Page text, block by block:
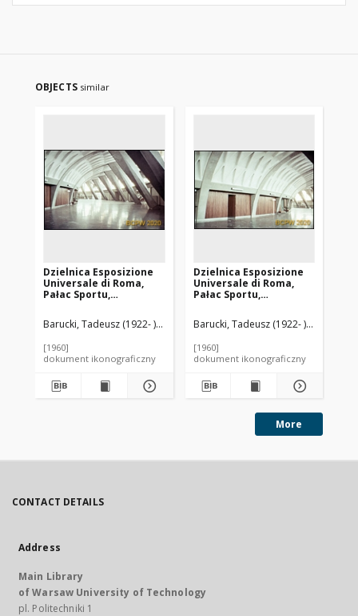
OBJECTS similar
Dzielnica Esposizione
Universale di Roma,
Pałac Sportu,
Rzym, Włochy
Barucki, Tadeusz (1922- ). Fotograf Nervi, Pier Luigi (1891-1979).
[1960]
dokument ikonograficzny
Dzielnica Esposizione
Universale di Roma,
Pałac Sportu,
drzwi prowadzące na
widownię, Rzym, Włochy
Barucki, Tadeusz (1922- ). Fotograf
[1960]
dokument ikonograficzny
More
CONTACT DETAILS
Address
Main Library
of Warsaw University of Technology
pl. Politechniki 1